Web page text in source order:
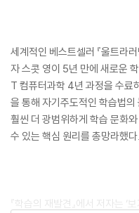
세계적인 베스트셀러 『울트라
자 스콧 영이 5년 만에 새로운
T 컴퓨터과학 4년 과정을 수료
을 통해 자기주도적인 학습법
훨씬 더 광범위하게 학습 문화
수 있는 핵심 원리를 총망라했다.
『학습의 재발견』에서 저자